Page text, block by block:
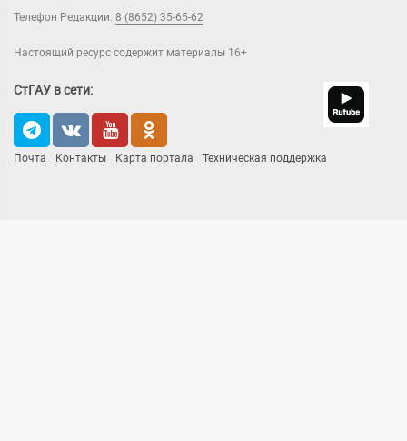
Телефон Редакции: 8 (8652) 35-65-62
Настоящий ресурс содержит материалы 16+
СтГАУ в сети:
Почта Контакты Карта портала Техническая поддержка